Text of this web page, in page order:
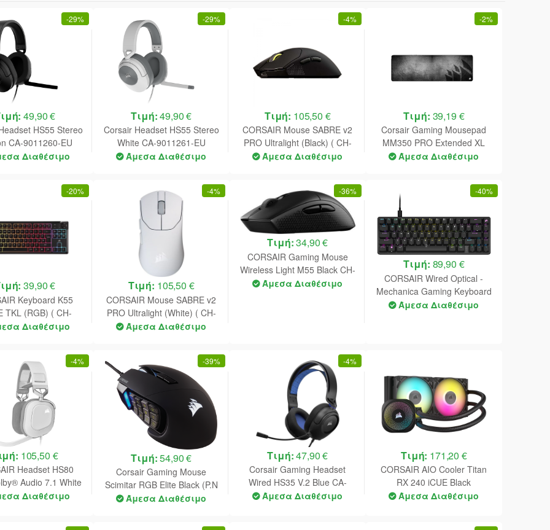
-29%
49,90 €
HS55 Stereo
CA-9011260-EU
Διαθέσιμο
-29%
Τιμή:49,90 €
Corsair Headset HS55 Stereo
White CA-9011261-EU
Άμεσα Διαθέσιμο
-4%
Τιμή: 105,50 €
CORSAIR Mouse SABRE v2
PRO Ultralight (Black) ( CH-
931G000-WW )
Άμεσα Διαθέσιμο
-2%
Τιμή: 39,19 €
Corsair Gaming Mousepad
MM350 PRO Extended XL
Pirate Ship (930x400x4) (CH-
Άμεσα Διαθέσιμο
-20%
39,90 €
Keyboard K55
TKL (RGB) ( CH-
NA )
Διαθέσιμο
-4%
Τιμή: 105,50 €
CORSAIR Mouse SABRE v2
PRO Ultralight (White) ( CH-
931G001-WW )
Άμεσα Διαθέσιμο
-36%
Τιμή:34,90 €
CORSAIR Gaming Mouse
Wireless Light M55 Black CH-
931F000-WW
Άμεσα Διαθέσιμο
-40%
Τιμή: 89,90 €
CORSAIR Wired Optical -
Mechanica Gaming Keyboard
K65 PRO MINI RGB 65% -
Άμεσα Διαθέσιμο
-4%
105,50 €
Headset HS80
Audio 7.1 White
9011238-EU
Διαθέσιμο
-39%
Τιμή:54,90 €
Corsair Gaming Mouse
Scimitar RGB Elite Black (P.N
CH-9304211-EU)
Άμεσα Διαθέσιμο
-4%
Τιμή:47,90 €
Corsair Gaming Headset
Wired HS35 V.2 Blue CA-
9011383-EU
Άμεσα Διαθέσιμο
Τιμή: 171,20 €
CORSAIR AIO Cooler Titan
RX 240 iCUE Black
Άμεσα Διαθέσιμο